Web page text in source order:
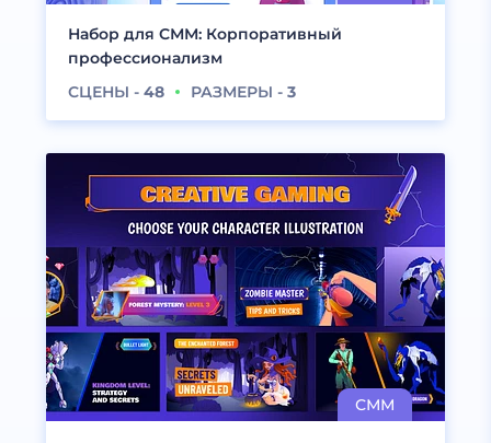
Набор для СММ: Корпоративный
профессионализм
СЦЕНЫ - 48 РАЗМЕРЫ - 3